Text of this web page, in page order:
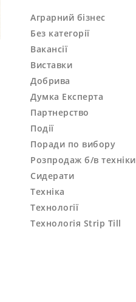
Аграрний бізнес
Без категорії
Вакансії
Виставки
Добрива
Думка Експерта
Партнерство
Події
Поради по вибору
Розпродаж б/в техніки
Сидерати
Техніка
Технології
Технологія Strip Till